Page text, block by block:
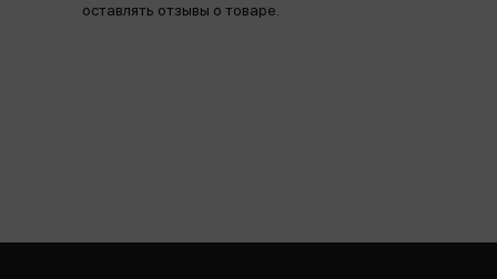
оставлять отзывы о товаре.